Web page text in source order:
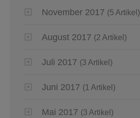
November 2017 (5 Artikel)
August 2017 (2 Artikel)
Juli 2017 (3 Artikel)
Juni 2017 (1 Artikel)
Mai 2017 (3 Artikel)